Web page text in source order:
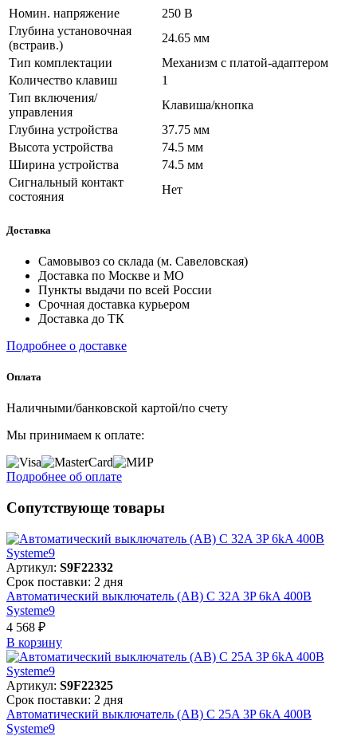
Номин. напряжение
250 В
Глубина установочная
(встраив.)
24.65 мм
Тип комплектации
Механизм с платой-адаптером
Количество клавиш
1
Тип включения/
управления
Клавиша/кнопка
Глубина устройства
37.75 мм
Высота устройства
74.5 мм
Ширина устройства
74.5 мм
Сигнальный контакт
состояния
Нет
Доставка
Самовывоз со склада (м. Савеловская)
Доставка по Москве и МО
Пункты выдачи по всей России
Срочная доставка курьером
Доставка до ТК
Подробнее о доставке
Оплата
Наличными/банковской картой/по счету
Мы принимаем к оплате:
Подробнее об оплате
Сопутствующе товары
Артикул: S9F22332
Срок поставки: 2 дня
Автоматический выключатель (АВ) C 32A 3P 6kA 400В
Systeme9
4 568 ₽
В корзинy
Артикул: S9F22325
Срок поставки: 2 дня
Автоматический выключатель (АВ) C 25A 3P 6kA 400В
Systeme9